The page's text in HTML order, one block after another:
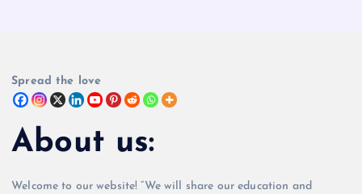
Spread the love
About us:
Welcome to our website! “We will share our education and